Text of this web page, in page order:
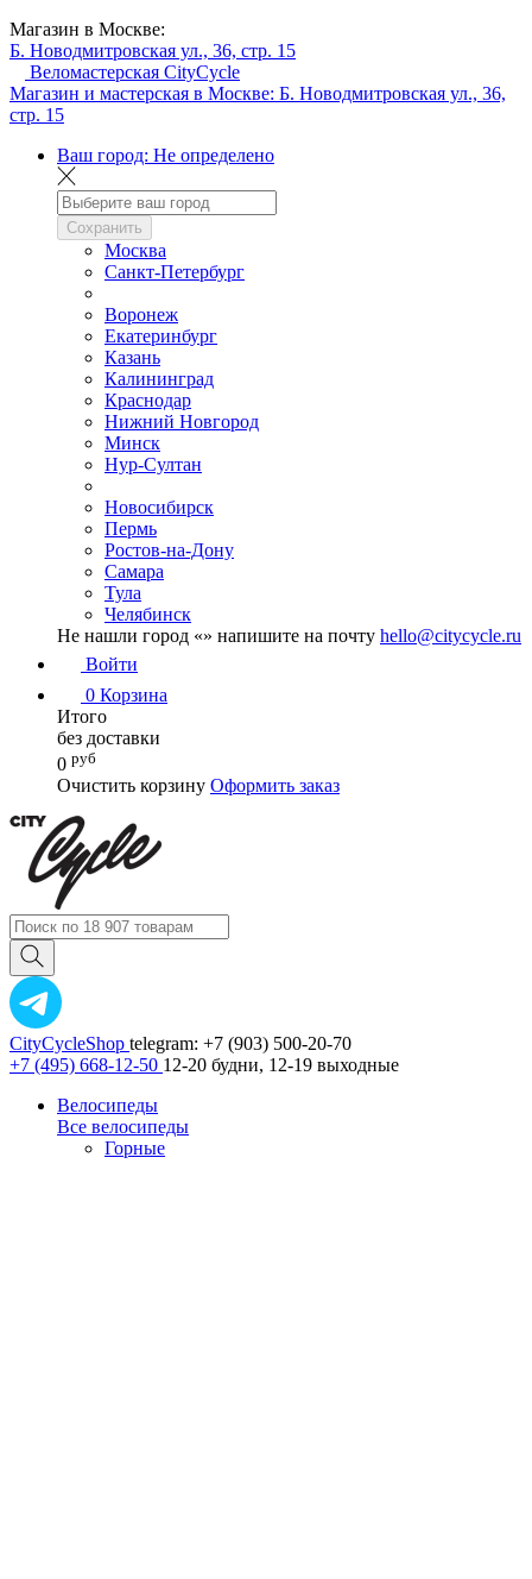
Магазин в Москве:
Б. Новодмитровская ул., 36, стр. 15
Веломастерская CityCycle
Магазин и мастерская в Москве: Б. Новодмитровская ул., 36,
стр. 15
Ваш город: Не определено
Сохранить
Москва
Санкт-Петербург
Воронеж
Екатеринбург
Казань
Калининград
Краснодар
Нижний Новгород
Минск
Нур-Султан
Новосибирск
Пермь
Ростов-на-Дону
Самара
Тула
Челябинск
Не нашли город «» напишите на почту hello@citycycle.ru
Войти
0 Корзина
Итого
без доставки
0 руб
Очистить корзину Оформить заказ
CityCycleShop telegram: +7 (903) 500-20-70
+7 (495) 668-12-50 12-20 будни, 12-19 выходные
Велосипеды
Все велосипеды
Горные